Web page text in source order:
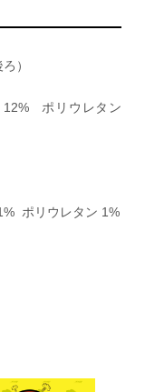
）
ポリウレタン
ポリウレタン 1%